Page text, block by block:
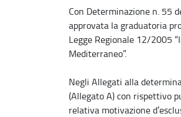
Con Determinazione n. 55
approvata la graduatoria
Legge Regionale 12/2005
Mediterraneo”.
Negli Allegati alla
(Allegato A) con rispettivo
relativa motivazione